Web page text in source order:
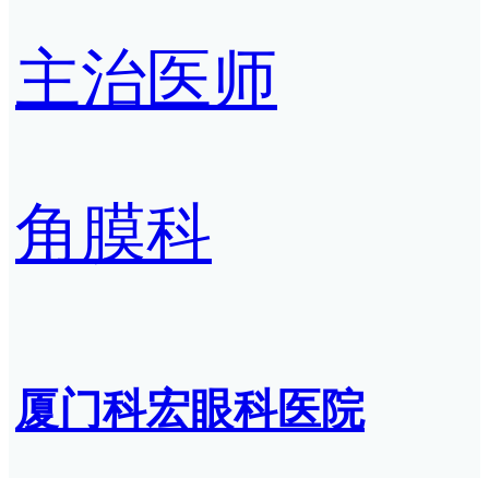
主治医师
角膜科
厦门科宏眼科医院